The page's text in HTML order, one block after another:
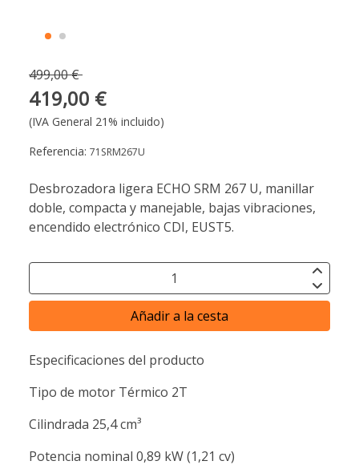
499,00 €
419,00 €
(IVA General 21% incluido)
Referencia: 71SRM267U
Desbrozadora ligera ECHO SRM 267 U, manillar
doble, compacta y manejable, bajas vibraciones,
encendido electrónico CDI, EUST5.
Añadir a la cesta
Especificaciones del producto
Tipo de motor Térmico 2T
Cilindrada 25,4 cm³
Potencia nominal 0,89 kW (1,21 cv)